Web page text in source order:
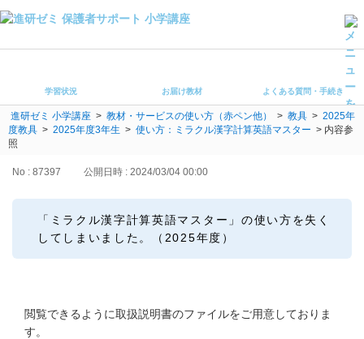
よくある質問・手続き
保護者サポート小学講座 トップ
登録情報の変更・各種お手続き
よくある質問・お問い合わせ
学習状況 お届け教材 よくある質問・手続き
進研ゼミ 小学講座 > 教材・サービスの使い方（赤ペン他） > 教具 > 2025年
度教具 > 2025年度3年生 > 使い方：ミラクル漢字計算英語マスター > 内容参
照
No : 87397 公開日時 : 2024/03/04 00:00
「ミラクル漢字計算英語マスター」の使い方を失く
してしまいました。（2025年度）
閲覧できるように取扱説明書のファイルをご用意しておりま
す。